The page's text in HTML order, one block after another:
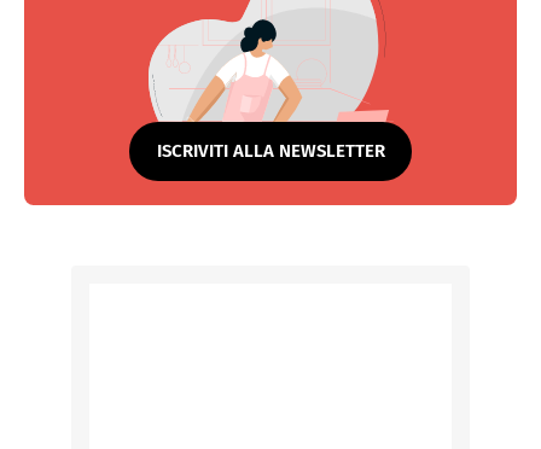
ISCRIVITI ALLA NEWSLETTER